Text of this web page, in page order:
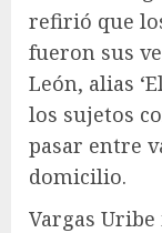
refirió que
fueron sus
León, alias
los sujetos
pasar entre
domicilio.
Vargas